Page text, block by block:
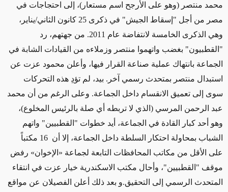
محمد منتصر (وهو على الأرجح اسم مستعار)، إلى احتجاجات في
مصر من أجل "إسقاط الجيش" في ذكرى 25 كانون الثاني/يناير،
وهي الذكرى الخامسة لانتفاضة عام 2011. من جهتهم، رد
"القطبيون" بغضب واتهموا منتصر وزملاءه من القيادات الشابة في
الجماعة بانتهاك عملية صناعة القرار فيها، وأعلن محمود عزت عن
استبدال منتصر بمتحدث رسمي آخر. بيد، لم تؤدِ هذه التحركات
سوى إلى تعميق الانقسام داخل الجماعة. وعلى الرغم من أن محمد
عبد الرحمن المرسي (الذي لا تربطه أي صلة بالرئيس المخلوع)،
وهو أحد كبار القادة في الجماعة، أيد خطوات "القطبيين" واتهم
الشباب بمحاولة احتكار السلطة داخل الجماعة، إلا أن 16 مكتباً
على الأقل من مكاتب المحافظات التابعة لجماعة «الإخوان» رفض
موقف "القطبيين"، وأحال مكتب الاسكندرية خيار عزت في انتقاء
المتحدث الرسمي إلى التحقيق.و بعد ذلك أعلن الفصيلان عن مواقع